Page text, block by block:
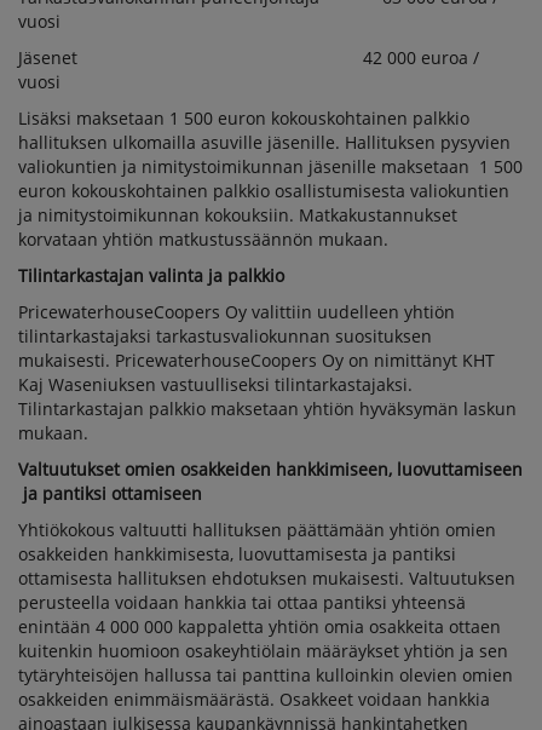
vuosi
Jäsenet 42 000 euroa /
vuosi
Lisäksi maksetaan 1 500 euron kokouskohtainen palkkio
hallituksen ulkomailla asuville jäsenille. Hallituksen pysyvien
valiokuntien ja nimitystoimikunnan jäsenille maksetaan 1 500
euron kokouskohtainen palkkio osallistumisesta valiokuntien
ja nimitystoimikunnan kokouksiin. Matkakustannukset
korvataan yhtiön matkustussäännön mukaan.
Tilintarkastajan valinta ja palkkio
PricewaterhouseCoopers Oy valittiin uudelleen yhtiön
tilintarkastajaksi tarkastusvaliokunnan suosituksen
mukaisesti. PricewaterhouseCoopers Oy on nimittänyt KHT
Kaj Waseniuksen vastuulliseksi tilintarkastajaksi.
Tilintarkastajan palkkio maksetaan yhtiön hyväksymän laskun
mukaan.
Valtuutukset omien osakkeiden hankkimiseen, luovuttamiseen
ja pantiksi ottamiseen
Yhtiökokous valtuutti hallituksen päättämään yhtiön omien
osakkeiden hankkimisesta, luovuttamisesta ja pantiksi
ottamisesta hallituksen ehdotuksen mukaisesti. Valtuutuksen
perusteella voidaan hankkia tai ottaa pantiksi yhteensä
enintään 4 000 000 kappaletta yhtiön omia osakkeita ottaen
kuitenkin huomioon osakeyhtiölain määräykset yhtiön ja sen
tytäryhteisöjen hallussa tai panttina kulloinkin olevien omien
osakkeiden enimmäismäärästä. Osakkeet voidaan hankkia
ainoastaan julkisessa kaupankäynnissä hankintahetken